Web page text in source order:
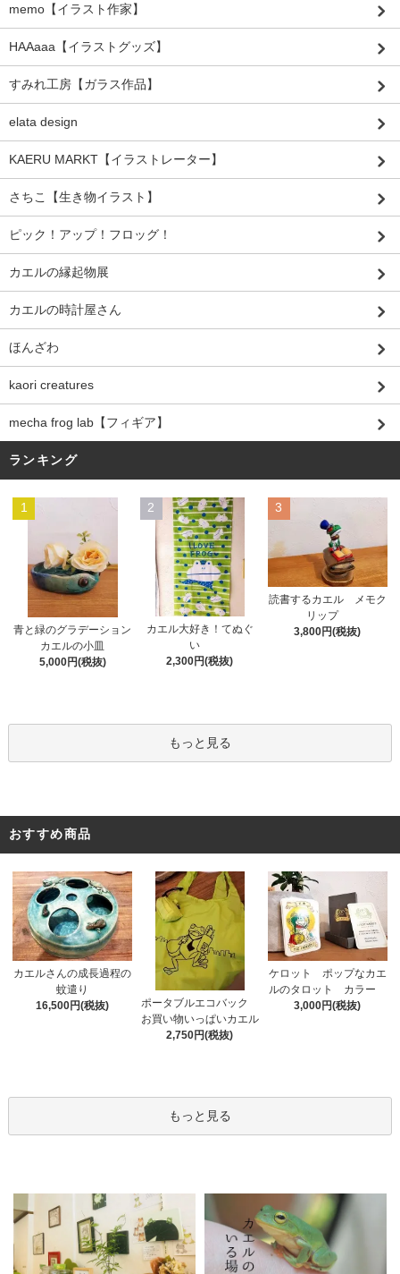
memo【イラスト作家】
HAAaaa【イラストグッズ】
すみれ工房【ガラス作品】
elata design
KAERU MARKT【イラストレーター】
さちこ【生き物イラスト】
ピック！アップ！フロッグ！
カエルの縁起物展
カエルの時計屋さん
ほんざわ
kaori creatures
mecha frog lab【フィギア】
ランキング
1
青と緑のグラデーション
カエルの小皿
5,000円(税抜)
2
カエル大好き！てぬぐ
い
2,300円(税抜)
3
読書するカエル メモク
リップ
3,800円(税抜)
もっと見る
おすすめ商品
カエルさんの成長過程の
蚊遣り
16,500円(税抜)
ポータブルエコバック
お買い物いっぱいカエル
2,750円(税抜)
ケロット ポップなカエ
ルのタロット カラー
3,000円(税抜)
もっと見る